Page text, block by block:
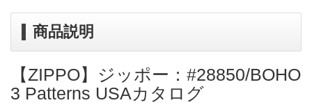
商品説明
【ZIPPO】ジッポー：#28850/BOHO
3 Patterns USAカタログ